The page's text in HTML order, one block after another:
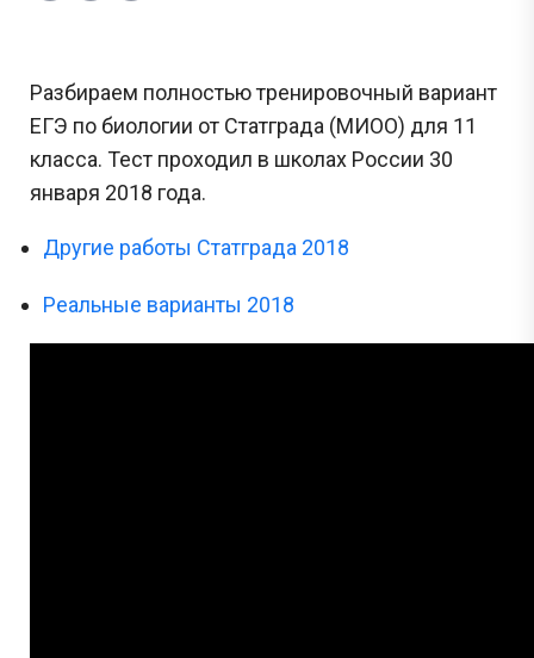
Разбираем полностью тренировочный вариант
ЕГЭ по биологии от Статграда (МИОО) для 11
класса. Тест проходил в школах России 30
января 2018 года.
Другие работы Статграда 2018
Реальные варианты 2018